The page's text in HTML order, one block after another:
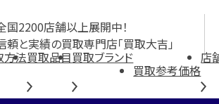
国2200店舗以上展開中！
頼と実績の買取専門店「買取大吉」
方法買取品目買取ブランド
買取参考価格
店